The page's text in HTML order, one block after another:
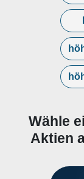
Wähle
Aktien